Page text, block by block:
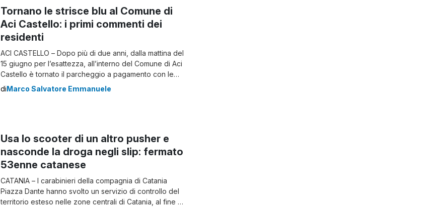
Tornano le strisce blu al Comune di
Aci Castello: i primi commenti dei
residenti
ACI CASTELLO – Dopo più di due anni, dalla mattina del
15 giugno per l’esattezza, all’interno del Comune di Aci
Castello è tornato il parcheggio a pagamento con le
consuete strisce blu, nell’auspicio che possano dare un
diMarco Salvatore Emmanuele
Usa lo scooter di un altro pusher e
nasconde la droga negli slip: fermato
53enne catanese
CATANIA – I carabinieri della compagnia di Catania
Piazza Dante hanno svolto un servizio di controllo del
territorio esteso nelle zone centrali di Catania, al fine di